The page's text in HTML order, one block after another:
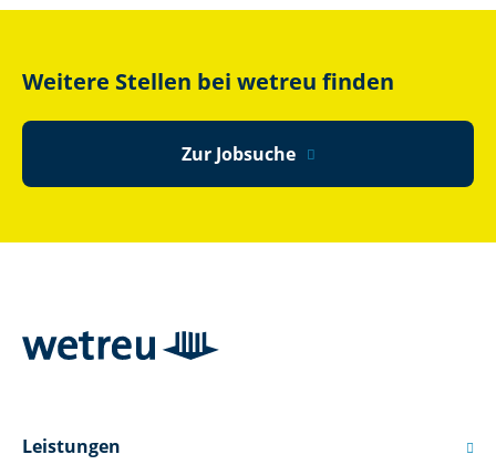
Weitere Stellen bei wetreu finden
Zur Jobsuche
Leistungen 